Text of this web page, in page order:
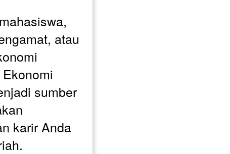
atau
sumber
karir Anda